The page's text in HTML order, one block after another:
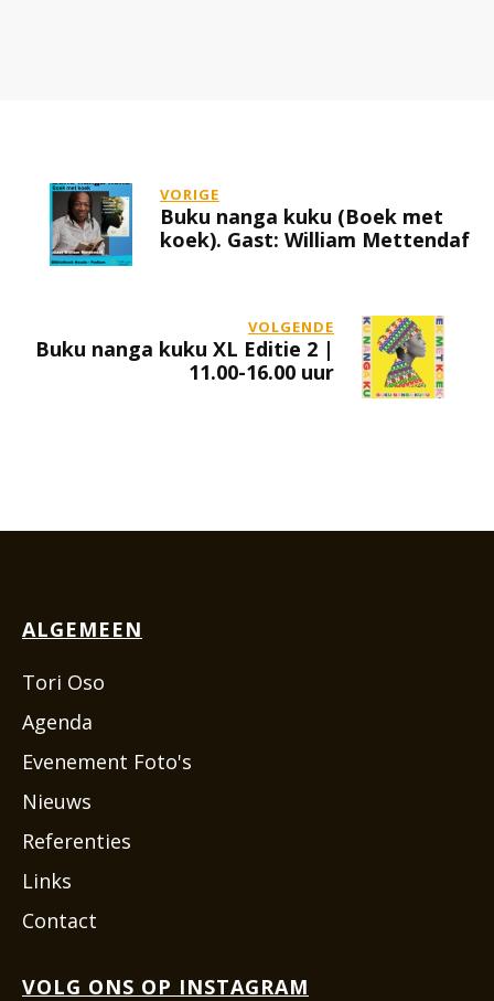
VORIGE
Buku nanga kuku (Boek met
koek). Gast: William Mettendaf
VOLGENDE
Buku nanga kuku XL Editie 2 |
11.00-16.00 uur
ALGEMEEN
Tori Oso
Agenda
Evenement Foto's
Nieuws
Referenties
Links
Contact
VOLG ONS OP INSTAGRAM